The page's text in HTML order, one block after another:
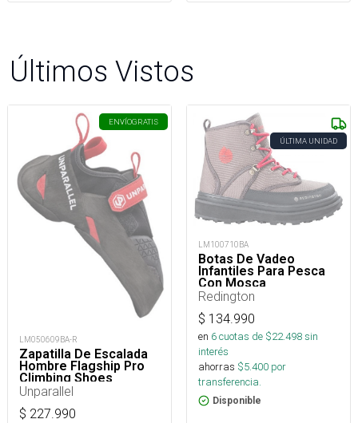
Últimos Vistos
ENVÍOGRATIS
LM050609BA-R
Zapatilla De Escalada
Hombre Flagship Pro
Climbing Shoes
Unparallel
$ 227.990
ÚLTIMA UNIDAD
LM100710BA
Botas De Vadeo
Infantiles Para Pesca
Con Mosca
Crosswater Sticky
Rubber
Redington
$ 134.990
en 6cuotas de $22.498sin
interés
ahorras $5.400 por
transferencia.
Disponible